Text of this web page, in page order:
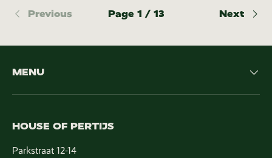
Previous Page 1 / 13 Next
MENU
HOUSE OF PERTIJS
Parkstraat 12-14